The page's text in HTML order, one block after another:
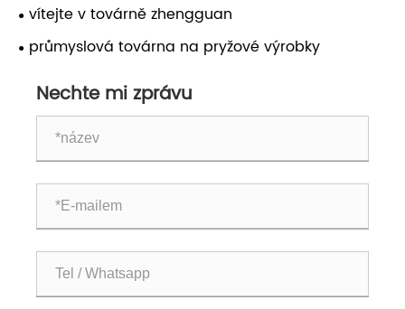
vítejte v továrně zhengguan
průmyslová továrna na pryžové výrobky
Nechte mi zprávu